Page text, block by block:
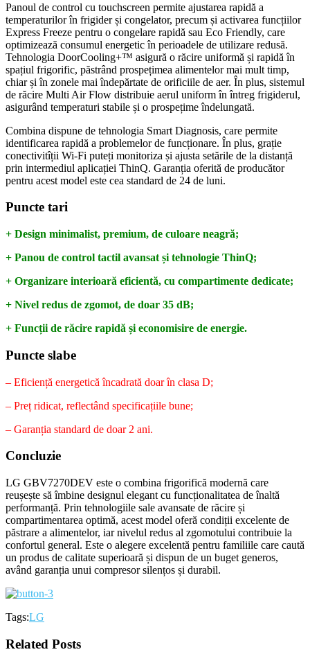
Panoul de control cu touchscreen permite ajustarea rapidă a
temperaturilor în frigider și congelator, precum și activarea funcțiilor
Express Freeze pentru o congelare rapidă sau Eco Friendly, care
optimizează consumul energetic în perioadele de utilizare redusă.
Tehnologia DoorCooling+™ asigură o răcire uniformă și rapidă în
spațiul frigorific, păstrând prospețimea alimentelor mai mult timp,
chiar și în zonele mai îndepărtate de orificiile de aer. În plus, sistemul
de răcire Multi Air Flow distribuie aerul uniform în întreg frigiderul,
asigurând temperaturi stabile și o prospețime îndelungată.
Combina dispune de tehnologia Smart Diagnosis, care permite
identificarea rapidă a problemelor de funcționare. În plus, grație
conectivitîții Wi-Fi puteți monitoriza și ajusta setările de la distanță
prin intermediul aplicației ThinQ. Garanția oferită de producător
pentru acest model este cea standard de 24 de luni.
Puncte tari
+ Design minimalist, premium, de culoare neagră;
+ Panou de control tactil avansat și tehnologie ThinQ;
+ Organizare interioară eficientă, cu compartimente dedicate;
+ Nivel redus de zgomot, de doar 35 dB;
+ Funcții de răcire rapidă și economisire de energie.
Puncte slabe
– Eficiență energetică încadrată doar în clasa D;
– Preț ridicat, reflectând specificațiile bune;
– Garanția standard de doar 2 ani.
Concluzie
LG GBV7270DEV este o combina frigorifică modernă care
reușește să îmbine designul elegant cu funcționalitatea de înaltă
performanță. Prin tehnologiile sale avansate de răcire și
compartimentarea optimă, acest model oferă condiții excelente de
păstrare a alimentelor, iar nivelul redus al zgomotului contribuie la
confortul general. Este o alegere excelentă pentru familiile care caută
un produs de calitate superioară și dispun de un buget generos,
având garanția unui compresor silențos și durabil.
Tags:LG
Related Posts